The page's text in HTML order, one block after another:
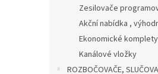
Zesilovače
Akční nabídka ,
Ekonomické komplety
Kanálové vložky
ROZBOČOVAČE,